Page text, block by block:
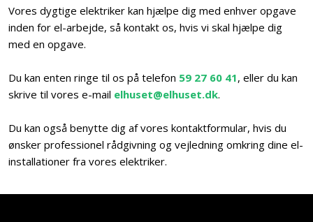
Vores dygtige elektriker kan hjælpe dig med enhver opgave
inden for el-arbejde, så kontakt os, hvis vi skal hjælpe dig
med en opgave.
Du kan enten ringe til os på telefon 59 27 60 41, eller du kan
skrive til vores e-mail elhuset@elhuset.dk.
Du kan også benytte dig af vores kontaktformular, hvis du
ønsker professionel rådgivning og vejledning omkring dine el-
installationer fra vores elektriker.​